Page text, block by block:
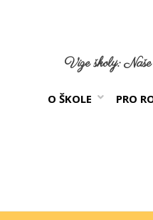
Vize školy: Naše
O ŠKOLE PRO